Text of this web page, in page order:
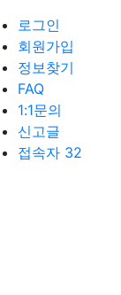
로그인
회원가입
정보찾기
FAQ
1:1문의
신고글
접속자 32